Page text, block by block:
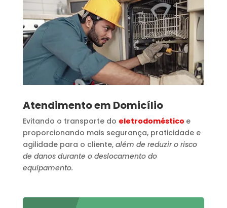
Atendimento em Domicílio
Evitando o transporte do eletrodoméstico e
proporcionando mais segurança, praticidade e
agilidade para o cliente, além de reduzir o risco
de danos durante o deslocamento do
equipamento.